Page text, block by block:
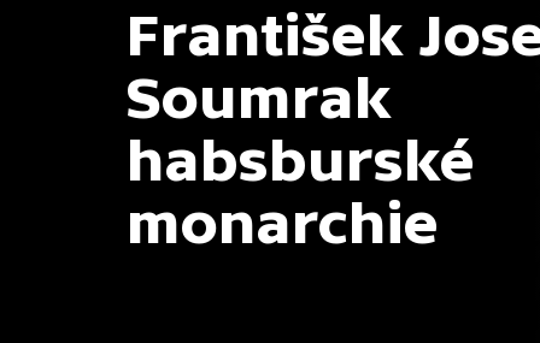
František
Soumrak
habsburské
monarchie